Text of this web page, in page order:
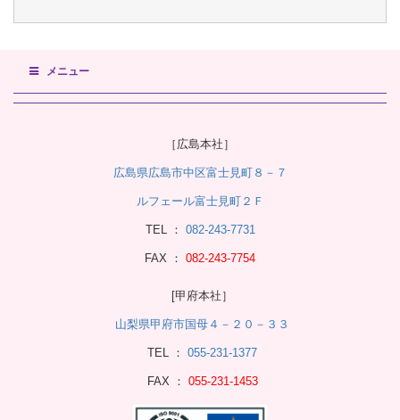
メニュー
［広島本社］
広島県広島市中区富士見町８－７
ルフェール富士見町２Ｆ
TEL ： 082-243-7731
FAX ： 082-243-7754
[甲府本社］
山梨県甲府市国母４－２０－３３
TEL ： 055-231-1377
FAX ： 055-231-1453